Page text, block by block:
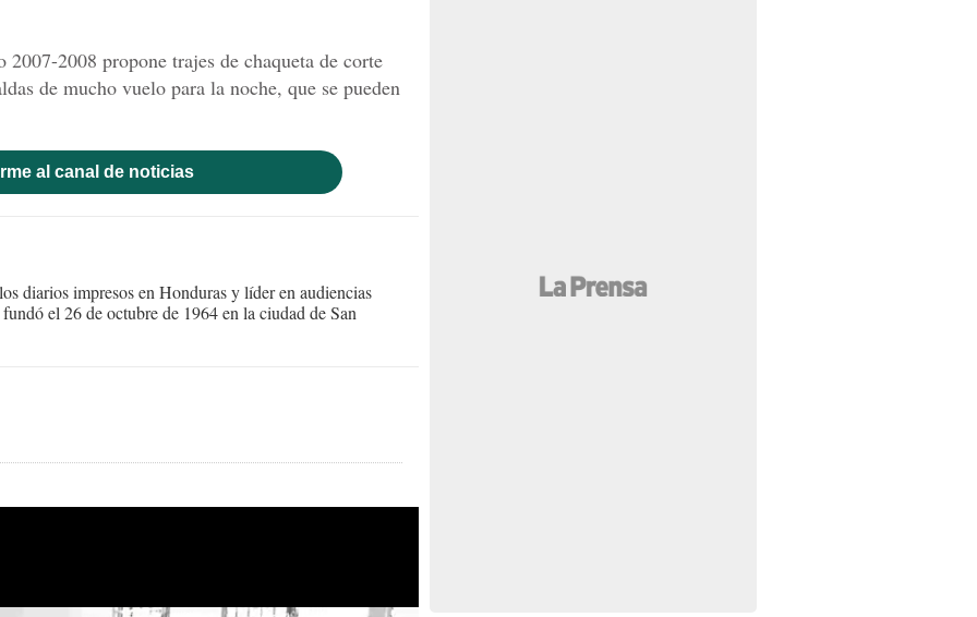
2008 propone trajes de chaqueta de corte
de mucho vuelo para la noche, que se pueden
al canal de noticias
diarios impresos en Honduras y líder en audiencias
el 26 de octubre de 1964 en la ciudad de San